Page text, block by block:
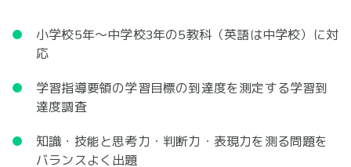
小学校5年～中学校3年の5教科（英語は中学校）に対
応
学習指導要領の学習目標の到達度を測定する学習到
達度調査
知識・技能と思考力・判断力・表現力を測る問題を
バランスよく出題